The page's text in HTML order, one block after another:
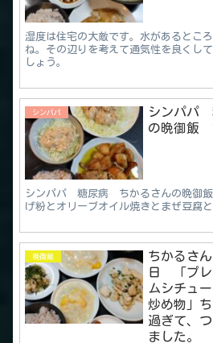
湿度は住宅の大敵です。水があるとこ
ね。その辺りを考えて通気性を良くし
しょう。
シンパパ
シンパパ
の晩御飯
シンパパ 糖尿病 ちかるさんの晩御
げ粉とオリーブオイル焼きとまぜ豆腐
晩御飯
ちかるさ
日 「プレ
ムシチュ
炒め物」
過ぎて、
ました。